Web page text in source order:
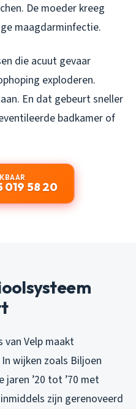
De moeder kreeg
maagdarminfectie.
die acuut gevaar
exploderen.
En dat gebeurt sneller
badkamer of
019 58 20
van Velp maakt
wijken zoals Biljoen
jaren ’20 tot ’70 met
zijn gerenoveerd